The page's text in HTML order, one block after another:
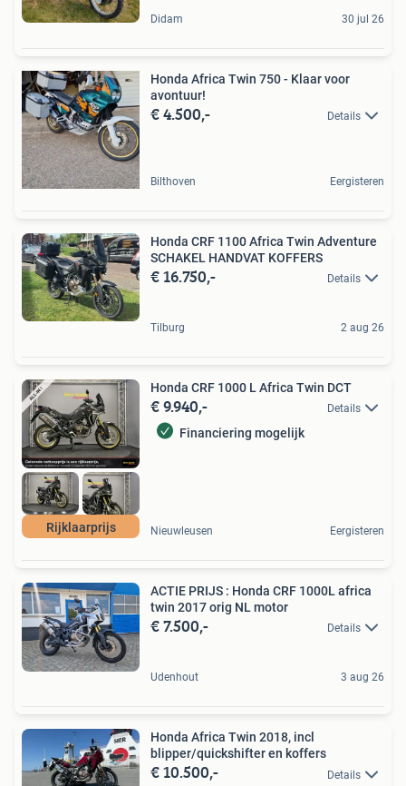
Didam 30 jul 26
Honda Africa Twin 750 - Klaar voor
avontuur!
€ 4.500,- Details
Bilthoven Eergisteren
Honda CRF 1100 Africa Twin Adventure
SCHAKEL HANDVAT KOFFERS
€ 16.750,- Details
Tilburg 2 aug 26
Rijklaarprijs
Honda CRF 1000 L Africa Twin DCT
€ 9.940,- Details
Financiering mogelijk
Nieuwleusen Eergisteren
ACTIE PRIJS : Honda CRF 1000L africa
twin 2017 orig NL motor
€ 7.500,- Details
Udenhout 3 aug 26
Honda Africa Twin 2018, incl
blipper/quickshifter en koffers
€ 10.500,- Details